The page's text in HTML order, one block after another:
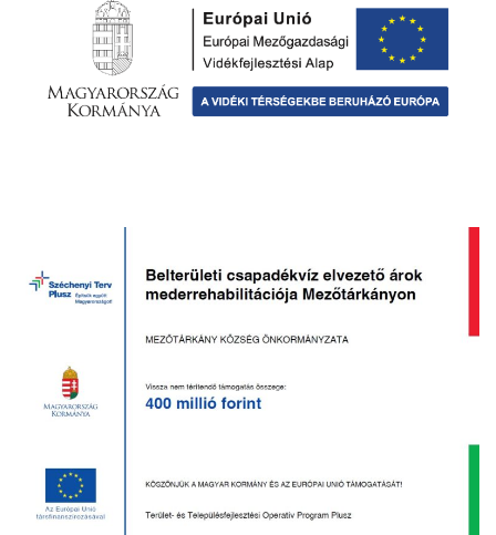
TÁRSULÁS
PÁLYÁZATOK
HIRDETMÉNYEK